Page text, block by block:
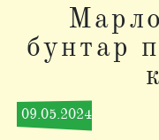
бунтар
09.05.2024